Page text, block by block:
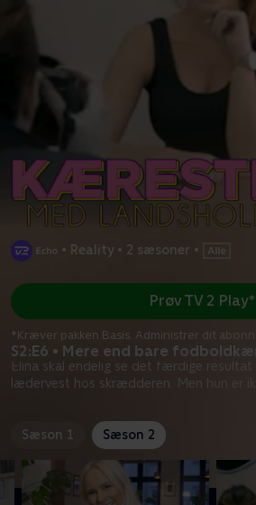
• Reality • 2 sæsoner •
S2:E6 • Mere end bare
Elina skal endelig se det færdige resultat
lædervest hos skrædderen. Men hun er
Prøv TV 2 Play*
*Kræver pakken Basis. Administrer dit
Sæson 1 Sæson 2